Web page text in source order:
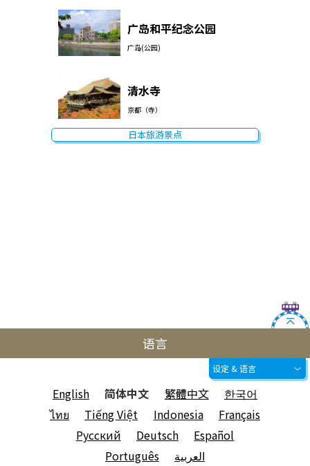
广岛和平纪念公园
广岛(公园)
清水寺
京都（寺）
日本旅游景点
语言
设定 & 语言
English 简体中文 繁體中文
한국어
ไทย
Tiếng Việt Indonesia
Français
Русский
Deutsch
Español
Português
العربية